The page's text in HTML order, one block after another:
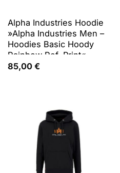
Alpha Industries Hoodie
»Alpha Industries Men –
Hoodies Basic Hoody
Rainbow Ref. Print«
85,00 €